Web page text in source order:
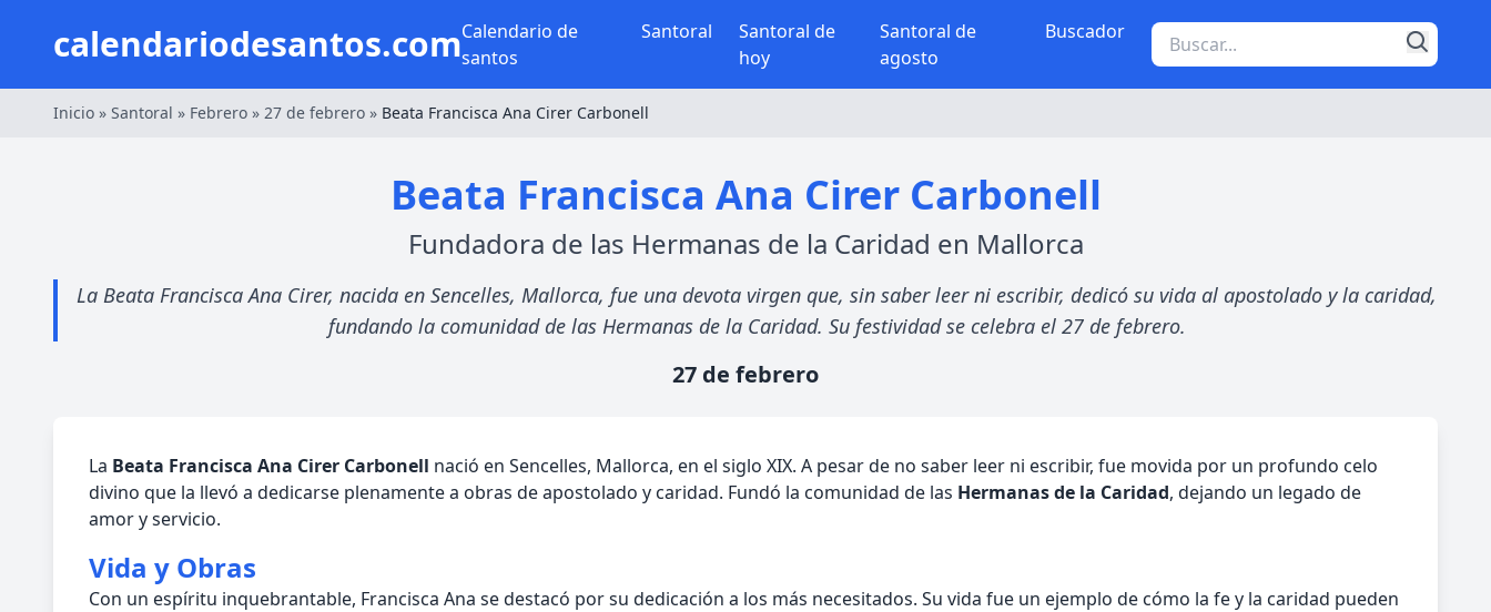
calendariodesantos.comCalendario de
santos
Santoral
Santoral de
hoy
Santoral de
agosto
Buscador
Inicio » Santoral » Febrero » 27 de febrero » Beata Francisca Ana Cirer Carbonell
Beata Francisca Ana Cirer Carbonell
Fundadora de las Hermanas de la Caridad en Mallorca
La Beata Francisca Ana Cirer, nacida en Sencelles, Mallorca, fue una devota virgen que, sin saber leer ni escribir, dedicó su vida al apostolado y la caridad,
fundando la comunidad de las Hermanas de la Caridad. Su festividad se celebra el 27 de febrero.
27 de febrero
La Beata Francisca Ana Cirer Carbonell nació en Sencelles, Mallorca, en el siglo XIX. A pesar de no saber leer ni escribir, fue movida por un profundo celo
divino que la llevó a dedicarse plenamente a obras de apostolado y caridad. Fundó la comunidad de las Hermanas de la Caridad, dejando un legado de
amor y servicio.
Vida y Obras
Con un espíritu inquebrantable, Francisca Ana se destacó por su dedicación a los más necesitados. Su vida fue un ejemplo de cómo la fe y la caridad pueden